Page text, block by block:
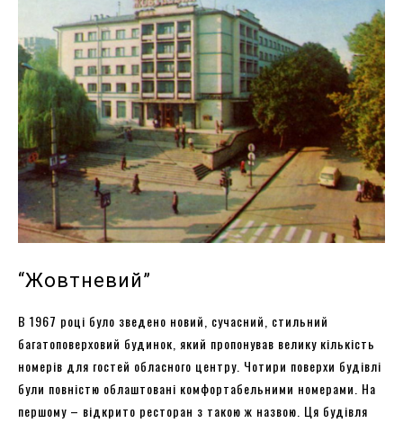
“Жовтневий”
В 1967 році було зведено новий, сучасний, стильний
багатоповерховий будинок, який пропонував велику кількість
номерів для гостей обласного центру. Чотири поверхи будівлі
були повністю облаштовані комфортабельними номерами. На
першому – відкрито ресторан з такою ж назвою. Ця будівля